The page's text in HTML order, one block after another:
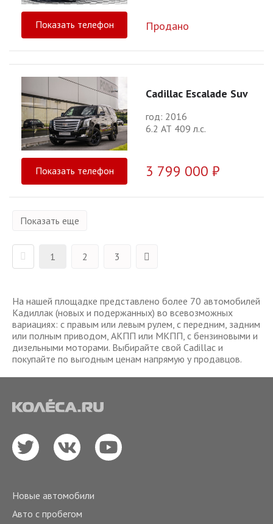
Показать телефон Продано
Cadillac Escalade Suv
год: 2016
6.2 АТ 409 л.с.
Показать телефон 3 799 000 ₽
Показать еще
1 2 3
На нашей площадке представлено более 70 автомобилей
Кадиллак (новых и подержанных) во всевозможных
вариациях: с правым или левым рулем, с передним, задним
или полным приводом, АКПП или МКПП, с бензиновыми и
дизельными моторами. Выбирайте свой Cadillac и
покупайте по выгодным ценам напрямую у продавцов.
Новые автомобили
Авто с пробегом